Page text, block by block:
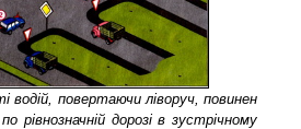
водій, повертаючи ліворуч, повинен
дорозі в зустрічному